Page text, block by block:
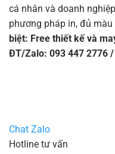
cá nhân và doanh
phương pháp in, đủ
biệt: Free thiết kế và
ĐT/Zalo: 093 447 2776
Chat Zalo
Hotline tư vấn